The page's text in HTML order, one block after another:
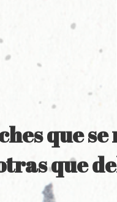
que
que